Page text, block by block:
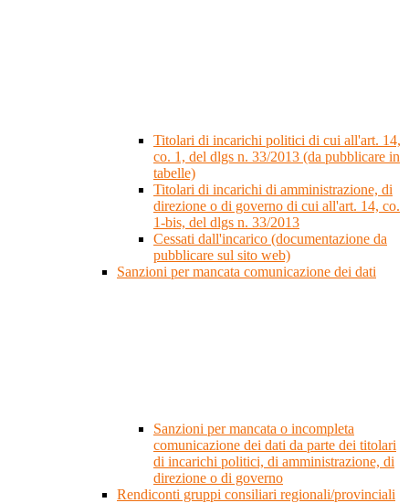
Titolari di incarichi politici di cui all'art. 14,
co. 1, del dlgs n. 33/2013 (da pubblicare in
tabelle)
Titolari di incarichi di amministrazione, di
direzione o di governo di cui all'art. 14, co.
1-bis, del dlgs n. 33/2013
Cessati dall'incarico (documentazione da
pubblicare sul sito web)
Sanzioni per mancata comunicazione dei dati
Sanzioni per mancata o incompleta
comunicazione dei dati da parte dei titolari
di incarichi politici, di amministrazione, di
direzione o di governo
Rendiconti gruppi consiliari regionali/provinciali